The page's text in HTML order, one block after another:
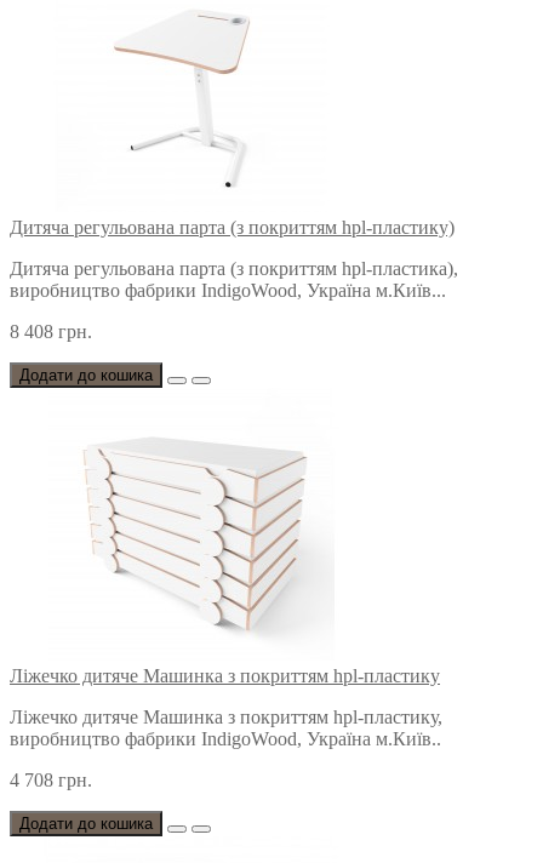
Дитяча регульована парта (з покриттям hpl-пластику)
Дитяча регульована парта (з покриттям hpl-пластика),
виробництво фабрики IndigoWood, Україна м.Київ...
8 408 грн.
Додати до кошика
Ліжечко дитяче Машинка з покриттям hpl-пластику
Ліжечко дитяче Машинка з покриттям hpl-пластику,
виробництво фабрики IndigoWood, Україна м.Київ..
4 708 грн.
Додати до кошика